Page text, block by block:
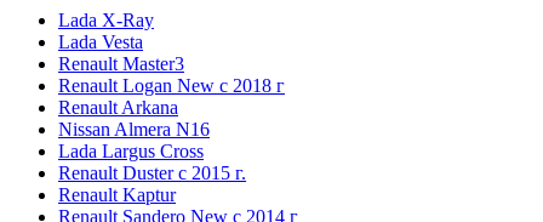
Lada X-Ray
Lada Vesta
Renault Master3
Renault Logan New с 2018 г
Renault Arkana
Nissan Almera N16
Lada Largus Cross
Renault Duster с 2015 г.
Renault Kaptur
Renault Sandero New с 2014 г